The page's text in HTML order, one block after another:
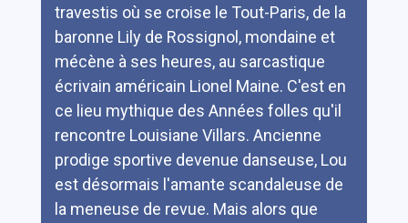
travestis où se croise le Tout-Paris, de la
baronne Lily de Rossignol, mondaine et
mécène à ses heures, au sarcastique
écrivain américain Lionel Maine. C'est en
ce lieu mythique des Années folles qu'il
rencontre Louisiane Villars. Ancienne
prodige sportive devenue danseuse, Lou
est désormais l'amante scandaleuse de
la meneuse de revue. Mais alors que